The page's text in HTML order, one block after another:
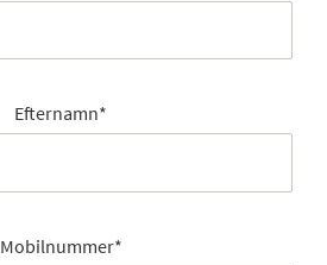
Efternamn*
Mobilnummer*